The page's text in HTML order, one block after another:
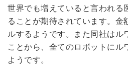
世界でも増えていると言われる
ることが期待されています。金
ルするようです。また同社はル
ことから、全てのロボットにル
ようです。